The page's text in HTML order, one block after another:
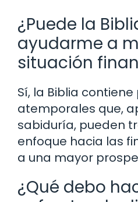
¿Puede la
ayudarme a
situación
Sí, la Biblia
atemporales que,
sabiduría, pueden
enfoque hacia las
a una mayor
¿Qué debo